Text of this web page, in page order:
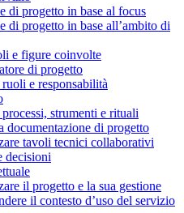
di progetto in base al focus
di progetto in base all’ambito di
e figure coinvolte
di progetto
e responsabilità
strumenti e rituali
documentazione di progetto
tavoli tecnici collaborativi
decisioni
il progetto e la sua gestione
il contesto d’uso del servizio